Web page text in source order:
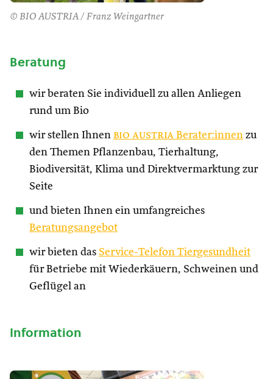
© BIO AUSTRIA / Franz Weingartner
Beratung
wir beraten Sie individuell zu allen Anliegen
rund um Bio
wir stellen Ihnen bio austria Berater:innen zu
den Themen Pflanzenbau, Tierhaltung,
Biodiversität, Klima und Direktvermarktung zur
Seite
und bieten Ihnen ein umfangreiches
Beratungsangebot
wir bieten das Service-Telefon Tiergesundheit
für Betriebe mit Wiederkäuern, Schweinen und
Geflügel an
Information